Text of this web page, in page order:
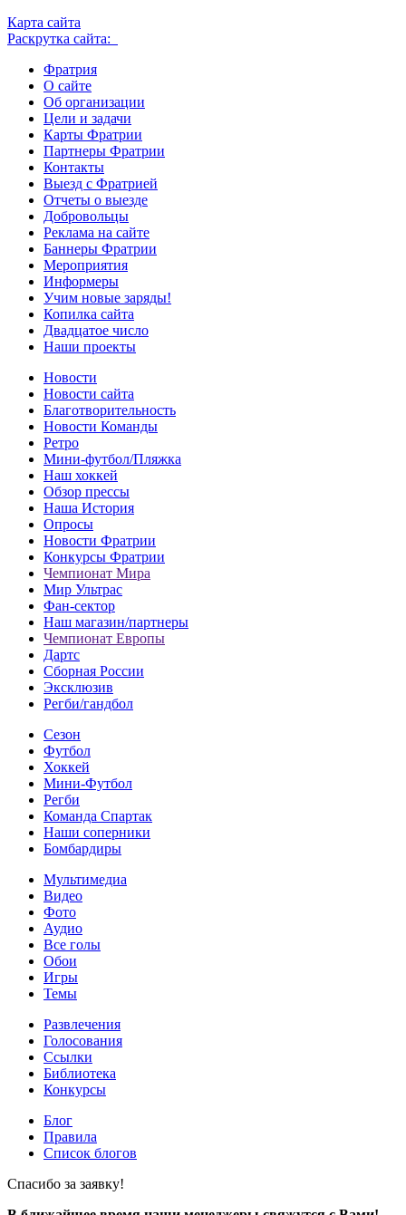
Карта сайта
Раскрутка сайта:
Фратрия
О сайте
Об организации
Цели и задачи
Карты Фратрии
Партнеры Фратрии
Контакты
Выезд с Фратрией
Отчеты о выезде
Добровольцы
Реклама на сайте
Баннеры Фратрии
Мероприятия
Информеры
Учим новые заряды!
Копилка сайта
Двадцатое число
Наши проекты
Новости
Новости сайта
Благотворительность
Новости Команды
Ретро
Мини-футбол/Пляжка
Наш хоккей
Обзор прессы
Наша История
Опросы
Новости Фратрии
Конкурсы Фратрии
Чемпионат Мира
Мир Ультрас
Фан-cектор
Наш магазин/партнеры
Чемпионат Европы
Дартс
Сборная России
Эксклюзив
Регби/гандбол
Сезон
Футбол
Хоккей
Мини-Футбол
Регби
Команда Спартак
Наши соперники
Бомбардиры
Мультимедиа
Видео
Фото
Аудио
Все голы
Обои
Игры
Темы
Развлечения
Голосования
Ссылки
Библиотека
Конкурсы
Блог
Правила
Список блогов
Спасибо за заявку!